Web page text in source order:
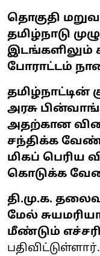
தொகுதி
தமிழ்நாடு
இடங்களிலும்
போராட்டம்
தமிழ்நாட்டின்
அரசு
அதற்கான
சந்திக்க
மிகப்
கொடுக்க
தி.மு.க.
மேல்
மீண்டும்
பதிவிட்டுள்ளார்.